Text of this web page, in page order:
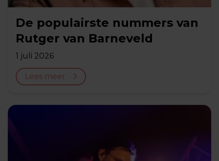
De populairste nummers van
Rutger van Barneveld
1 juli 2026
Lees meer